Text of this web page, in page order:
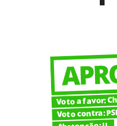
Voto a favor:
Voto contra: